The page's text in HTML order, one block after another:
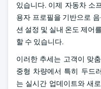
있습니다. 이제 자동차 소
용자 프로필을 기반으로
션 설정 및 실내 온도 제어
할 수 있습니다.
이러한 추세는 고객이 맞
중형 차량에서 특히 두드
는 실시간 업데이트와 새